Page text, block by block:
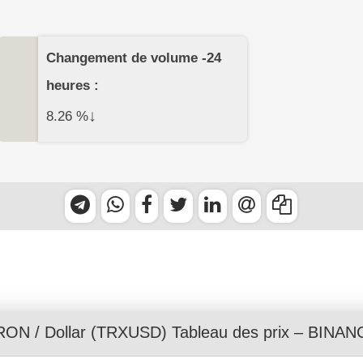
Changement de volume -24
heures :
8.26%↓
/ Dollar(TRXUSD) Tableau des prix –